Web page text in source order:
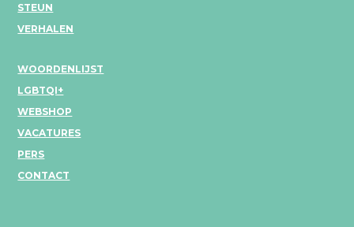
STEUN
VERHALEN
WOORDENLIJST
LGBTQI+
WEBSHOP
VACATURES
PERS
CONTACT